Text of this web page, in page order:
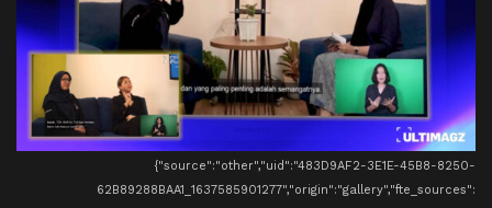
{"source":"other","uid":"483D9AF2-3E1E-45B8-8250-
62B89288BAA1_1637585901277","origin":"gallery","fte_sources":